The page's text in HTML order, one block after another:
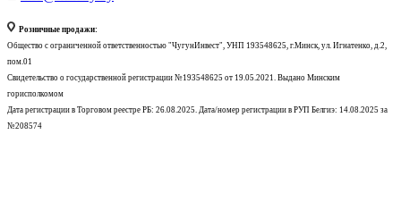
Розничные продажи:
Общество с ограниченной ответственностью "ЧугунИнвест", УНП 193548625, г.Минск, ул. Игнатенко, д.2,
пом.01
Свидетельство о государственной регистрации №193548625 от 19.05.2021. Выдано Минским
горисполкомом
Дата регистрации в Торговом реестре РБ: 26.08.2025. Дата/номер регистрации в РУП Белгиэ: 14.08.2025 за
№208574